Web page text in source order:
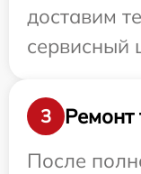
доставим
сервисный
3
Ремонт
После